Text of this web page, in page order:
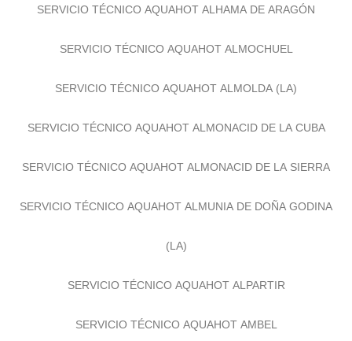
SERVICIO TÉCNICO AQUAHOT ALHAMA DE ARAGÓN
SERVICIO TÉCNICO AQUAHOT ALMOCHUEL
SERVICIO TÉCNICO AQUAHOT ALMOLDA (LA)
SERVICIO TÉCNICO AQUAHOT ALMONACID DE LA CUBA
SERVICIO TÉCNICO AQUAHOT ALMONACID DE LA SIERRA
SERVICIO TÉCNICO AQUAHOT ALMUNIA DE DOÑA GODINA
(LA)
SERVICIO TÉCNICO AQUAHOT ALPARTIR
SERVICIO TÉCNICO AQUAHOT AMBEL